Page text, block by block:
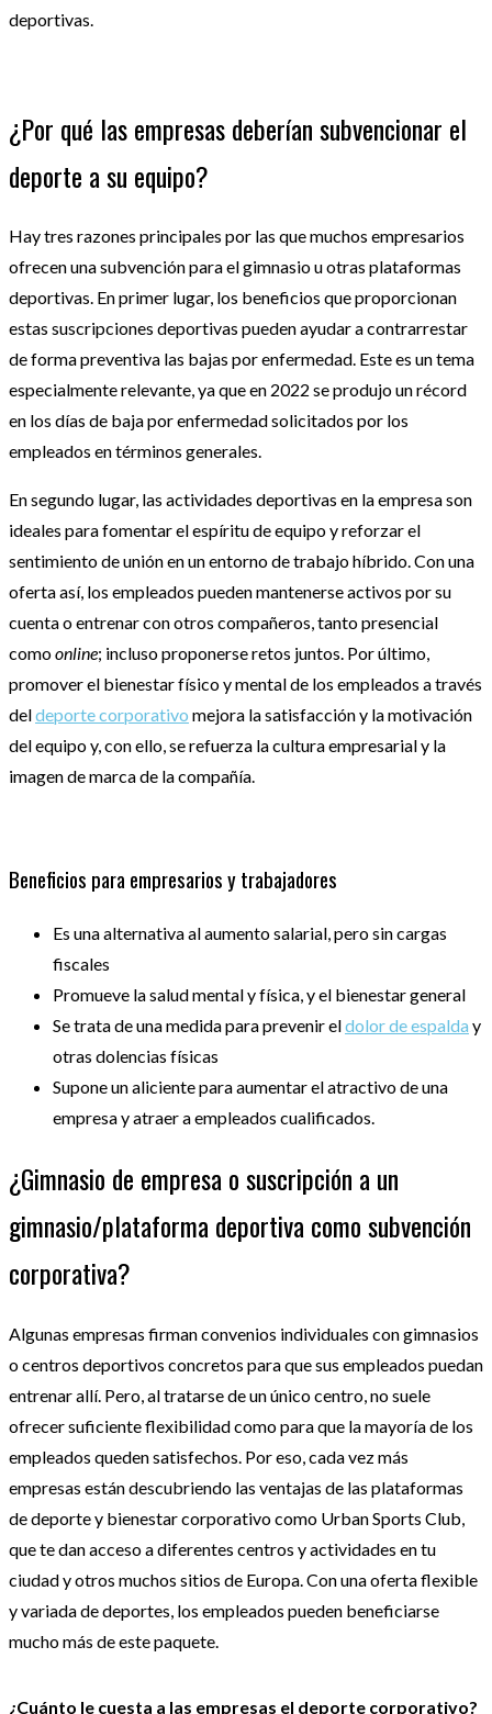
deportivas.
¿Por qué las empresas deberían subvencionar el
deporte a su equipo?
Hay tres razones principales por las que muchos empresarios
ofrecen una subvención para el gimnasio u otras plataformas
deportivas. En primer lugar, los beneficios que proporcionan
estas suscripciones deportivas pueden ayudar a contrarrestar
de forma preventiva las bajas por enfermedad. Este es un tema
especialmente relevante, ya que en 2022 se produjo un récord
en los días de baja por enfermedad solicitados por los
empleados en términos generales.
En segundo lugar, las actividades deportivas en la empresa son
ideales para fomentar el espíritu de equipo y reforzar el
sentimiento de unión en un entorno de trabajo híbrido. Con una
oferta así, los empleados pueden mantenerse activos por su
cuenta o entrenar con otros compañeros, tanto presencial
comoonline; incluso proponerse retos juntos. Por último,
promover el bienestar físico y mental de los empleados a través
deldeporte corporativo mejora la satisfacción y la motivación
del equipo y, con ello, se refuerza la cultura empresarial y la
imagen de marca de la compañía.
Beneficios para empresarios y trabajadores
Es una alternativa al aumento salarial, pero sin cargas
fiscales
Promueve la salud mental y física, y el bienestar general
Se trata de una medida para prevenir eldolor de espalda y
otras dolencias físicas
Supone un aliciente para aumentar el atractivo de una
empresa y atraer a empleados cualificados.
¿Gimnasio de empresa o suscripción a un
gimnasio/plataforma deportiva como subvención
corporativa?
Algunas empresas firman convenios individuales con gimnasios
o centros deportivos concretos para que sus empleados puedan
entrenar allí. Pero, al tratarse de un único centro, no suele
ofrecer suficiente flexibilidad como para que la mayoría de los
empleados queden satisfechos. Por eso, cada vez más
empresas están descubriendo las ventajas de las plataformas
de deporte y bienestar corporativo como Urban Sports Club,
que te dan acceso a diferentes centros y actividades en tu
ciudad y otros muchos sitios de Europa. Con una oferta flexible
y variada de deportes, los empleados pueden beneficiarse
mucho más de este paquete.
¿Cuánto le cuesta a las empresas el deporte corporativo?